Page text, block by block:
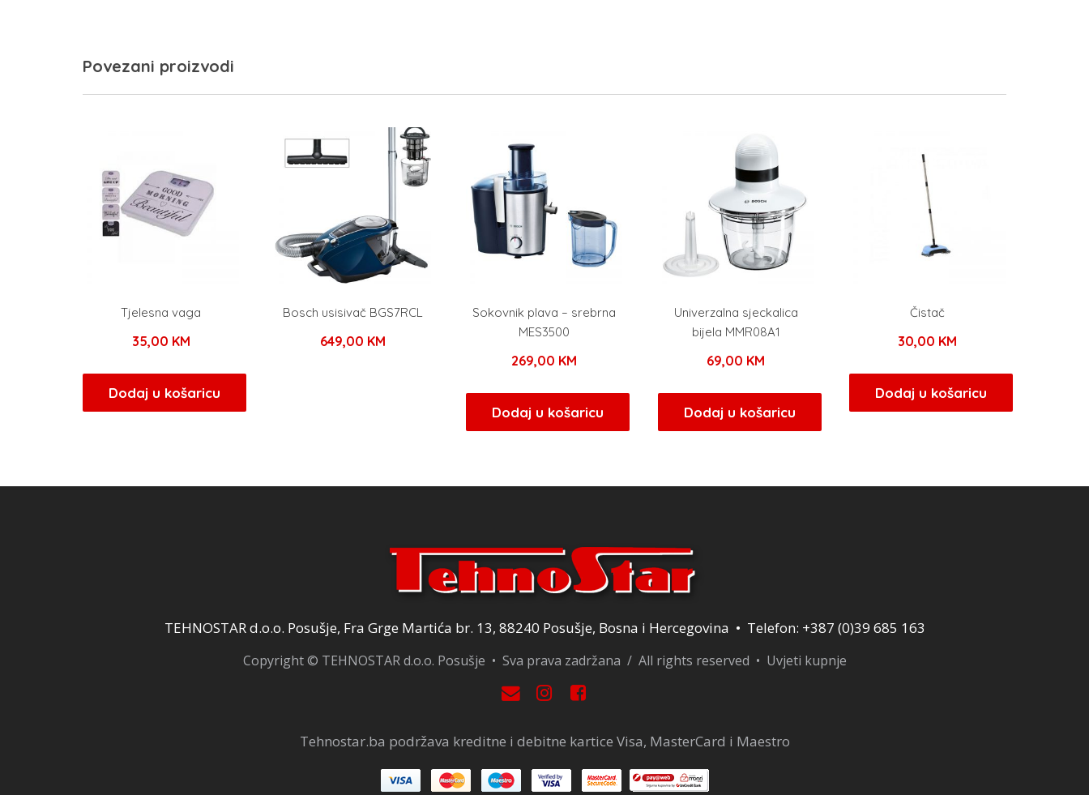
Povezani proizvodi
Tjelesna vaga
35,00 KM
Dodaj u košaricu
Bosch usisivač BGS7RCL
649,00 KM
Sokovnik plava – srebrna
MES3500
269,00 KM
Dodaj u košaricu
Univerzalna sjeckalica
bijela MMR08A1
69,00 KM
Dodaj u košaricu
Čistač
30,00 KM
Dodaj u košaricu
TEHNOSTAR d.o.o. Posušje, Fra Grge Martića br. 13, 88240 Posušje, Bosna i Hercegovina • Telefon: +387 (0)39 685 163
Copyright © TEHNOSTAR d.o.o. Posušje • Sva prava zadržana / All rights reserved • Uvjeti kupnje
Tehnostar.ba podržava kreditne i debitne kartice Visa, MasterCard i Maestro